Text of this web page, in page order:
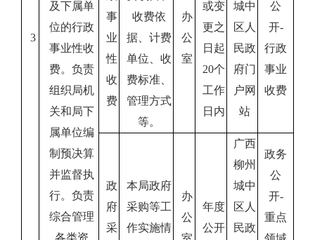
3
及下属单
位的行政
事业性收
费。负责
组织局机
关和局下
属单位编
制预决算
并监督执
行。负责
综合管理
各类资
事
业
性
收
费
收费依
据、计费
单位、收
费标准、
管理方式
等。
办
公
室
或变
更之
日起
20个
工作
日内
城中
区人
民政
府门
户网
站
公
开-
行政
事业
收费
政
府
采
本局政府
采购等工
作实施情
办
公
年度
公开
广西
柳州
城中
区人
民政
政务
公
开-
重点